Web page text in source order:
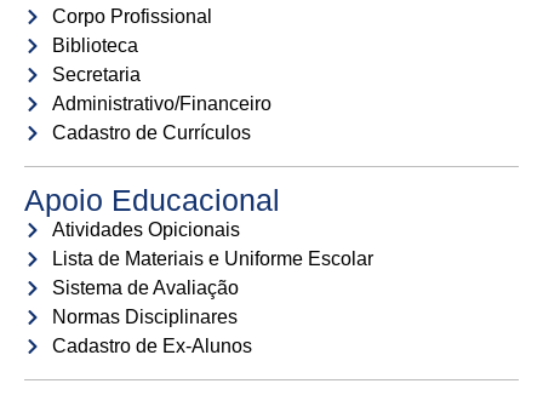
Corpo Profissional
Biblioteca
Secretaria
Administrativo/Financeiro
Cadastro de Currículos
Apoio Educacional
Atividades Opicionais
Lista de Materiais e Uniforme Escolar
Sistema de Avaliação
Normas Disciplinares
Cadastro de Ex-Alunos